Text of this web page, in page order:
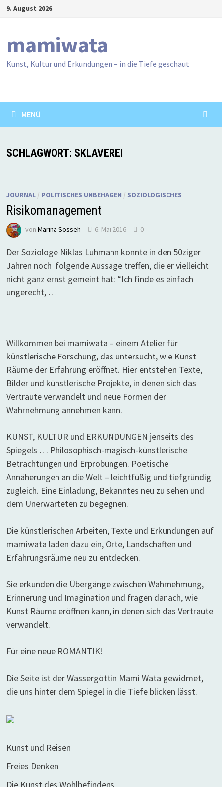
Zum9. August 2026
mamiwata
Kunst, Kultur und Erkundungen – in die Tiefe geschaut
MENÜ
SCHLAGWORT: SKLAVEREI
JOURNAL/ POLITISCHES UNBEHAGEN / SOZIOLOGISCHES
Risikomanagement
von Marina Sosseh 6. Mai 2016 0
Der Soziologe Niklas Luhmann konnte in den 50ziger
Jahren noch folgende Aussage treffen, die er vielleicht
nicht ganz ernst gemeint hat: “Ich finde es einfach
ungerecht, …
Willkommen bei mamiwata – einem Atelier für
künstlerische Forschung, das untersucht, wie Kunst
Räume der Erfahrung eröffnet. Hier entstehen Texte,
Bilder und künstlerische Projekte, in denen sich das
Vertraute verwandelt und neue Formen der
Wahrnehmung annehmen kann.
KUNST, KULTUR und ERKUNDUNGEN jenseits des
Spiegels … Philosophisch-magisch-künstlerische
Betrachtungen und Erprobungen. Poetische
Annäherungen an die Welt – leichtfüßig und tiefgründig
zugleich. Eine Einladung, Bekanntes neu zu sehen und
dem Unerwarteten zu begegnen.
Die künstlerischen Arbeiten, Texte und Erkundungen auf
mamiwata laden dazu ein, Orte, Landschaften und
Erfahrungsräume neu zu entdecken.
Sie erkunden die Übergänge zwischen Wahrnehmung,
Erinnerung und Imagination und fragen danach, wie
Kunst Räume eröffnen kann, in denen sich das Vertraute
verwandelt.
Für eine neue ROMANTIK!
Die Seite ist der Wassergöttin Mami Wata gewidmet,
die uns hinter dem Spiegel in die Tiefe blicken lässt.
Kunst und Reisen
Freies Denken
Die Kunst des Wohlbefindens